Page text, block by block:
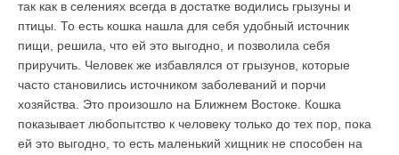
так как в селениях всегда в достатке водились грызуны и
птицы. То есть кошка нашла для себя удобный источник
пищи, решила, что ей это выгодно, и позволила себя
приручить. Человек же избавлялся от грызунов, которые
часто становились источником заболеваний и порчи
хозяйства. Это произошло на Ближнем Востоке. Кошка
показывает любопытство к человеку только до тех пор, пока
ей это выгодно, то есть маленький хищник не способен на